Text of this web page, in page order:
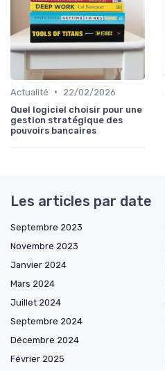
Actualité •
22/02/2026
Quel logiciel choisir pour une
gestion stratégique des
pouvoirs bancaires
Les articles par date
Septembre 2023
Novembre 2023
Janvier 2024
Mars 2024
Juillet 2024
Septembre 2024
Décembre 2024
Février 2025